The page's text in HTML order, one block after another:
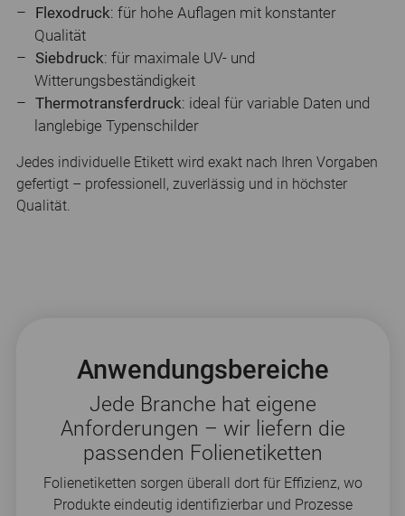
Flexodruck: für hohe Auflagen mit konstanter
Qualität
Siebdruck: für maximale UV- und
Witterungsbeständigkeit
Thermotransferdruck: ideal für variable Daten und
langlebige Typenschilder
Jedes individuelle Etikett wird exakt nach Ihren Vorgaben
gefertigt – professionell, zuverlässig und in höchster
Qualität.
Anwendungsbereiche
Jede Branche hat eigene
Anforderungen – wir liefern die
passenden Folienetiketten
Folienetiketten sorgen überall dort für Effizienz, wo
Produkte eindeutig identifizierbar und Prozesse